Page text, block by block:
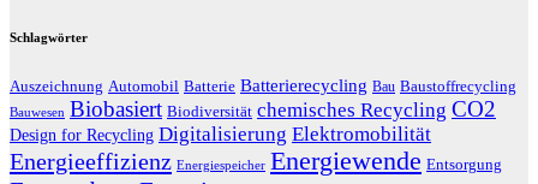
Schlagwörter
Auszeichnung Automobil Batterie Batterierecycling Bau Baustoffrecycling
Bauwesen Biobasiert Biodiversität chemisches Recycling CO2
Design for Recycling Digitalisierung Elektromobilität
Energieeffizienz Energiespeicher Energiewende Entsorgung